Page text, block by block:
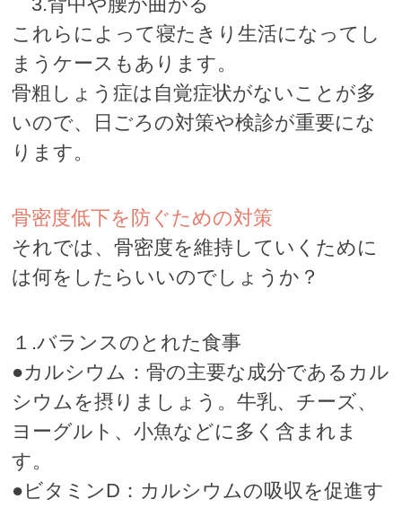
これらによって寝たきり生活になってし
まうケースもあります。
骨粗しょう症は自覚症状がないことが多
いので、日ごろの対策や検診が重要にな
ります。
骨密度低下を防ぐための対策
それでは、骨密度を維持していくために
は何をしたらいいのでしょうか？
１.バランスのとれた食事
●カルシウム：骨の主要な成分であるカル
シウムを摂りましょう。牛乳、チーズ、
ヨーグルト、小魚などに多く含まれま
す。
●ビタミンD：カルシウムの吸収を促進す